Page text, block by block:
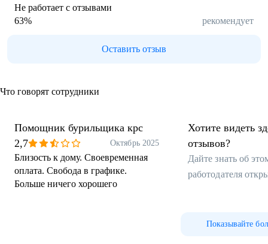
Не работает с отзывами
63% рекомендует
Оставить отзыв
Что говорят сотрудники
Помощник бурильщика крс
2,7
Октябрь 2025
Близость к дому. Своевременная
оплата. Свобода в графике.
Больше ничего хорошего
Хотите видеть
отзывов?
Дайте знать об
работодателя
Показывайте